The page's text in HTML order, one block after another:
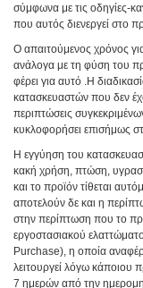
σύμφωνα με τις οδηγίες-
που αυτός διενεργεί στο
Ο απαιτούμενος χρόνος
ανάλογα με τη φύση του
φέρει για αυτό .Η
κατασκευαστών που δεν
περιπτώσεις
κυκλοφορήσει επισήμως
Η εγγύηση του
κακή χρήση, πτώση,
και το προϊόν τίθεται
αποτελούν δε και η
στην περίπτωση που το
εργοστασιακού
Purchase), η οποία
λειτουργεί λόγω κάποιου
7 ημερών από την